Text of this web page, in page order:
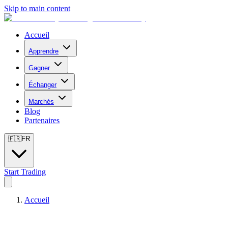
Skip to main content
Accueil
Apprendre
Gagner
Échanger
Marchés
Blog
Partenaires
🇫🇷FR
Start Trading
Accueil